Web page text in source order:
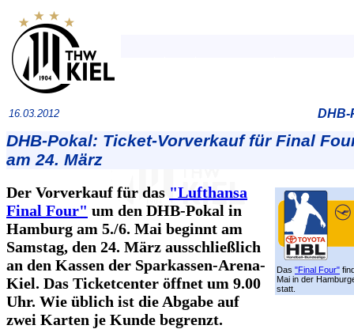
16.03.2012 DHB-
DHB-Pokal: Ticket-Vorverkauf für Final
am 24. März
Das "Final Four"
Mai in der
statt.
Der Vorverkauf für das "Lufthansa
Final Four" um den DHB-Pokal in
Hamburg am 5./6. Mai beginnt am
Samstag, den 24. März ausschließlich
an den Kassen der Sparkassen-Arena-
Kiel. Das Ticketcenter öffnet um 9.00
Uhr. Wie üblich ist die Abgabe auf
zwei Karten je Kunde begrenzt.